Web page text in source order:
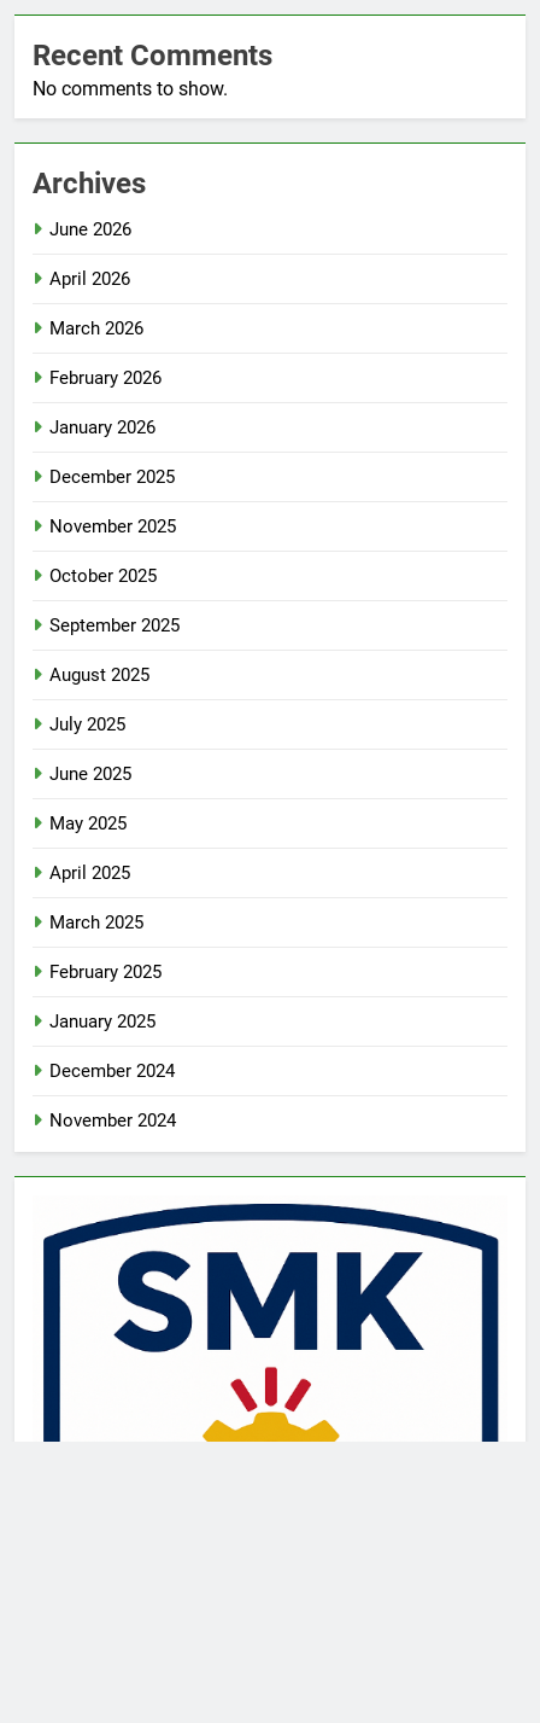
Recent Comments
No comments to show.
Archives
June 2026
April 2026
March 2026
February 2026
January 2026
December 2025
November 2025
October 2025
September 2025
August 2025
July 2025
June 2025
May 2025
April 2025
March 2025
February 2025
January 2025
December 2024
November 2024